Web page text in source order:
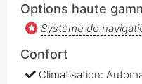
Options haute
Système de
Confort
Climatisation: